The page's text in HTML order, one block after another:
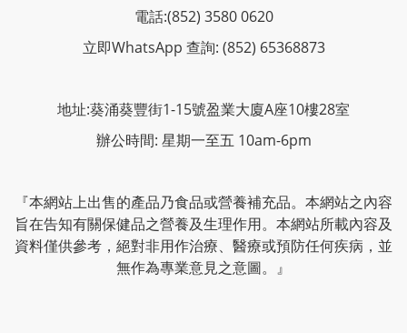
電話:(852) 3580 0620
立即WhatsApp 查詢: (852) 65368873
地址:葵涌葵豐街1-15號盈業大廈A座10樓28室
辦公時間: 星期一至五 10am-6pm
『本網站上出售的產品乃食品或營養補充品。本網站之內容
旨在告知有關保健品之營養及生理作用。本網站所載內容及
資料僅供參考，絕對非用作治療、醫療或預防任何疾病，並
無作為專業意見之意圖。』